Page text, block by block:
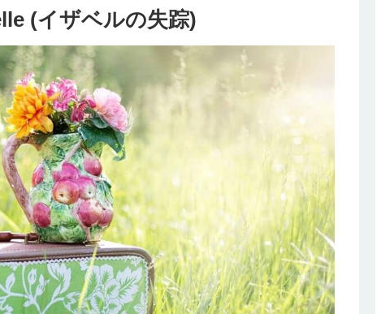
(イザベルの失踪)